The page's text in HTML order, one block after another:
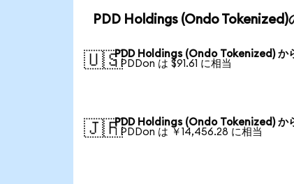
PDD Holdings (Ondo Tokenized)
🇺🇸PDD Holdings (Ondo Tokenized) か
1 PDDon は $91.61 に相当
🇯🇵PDD Holdings (Ondo Tokenized) か
1 PDDon は ￥14,456.28 に相当